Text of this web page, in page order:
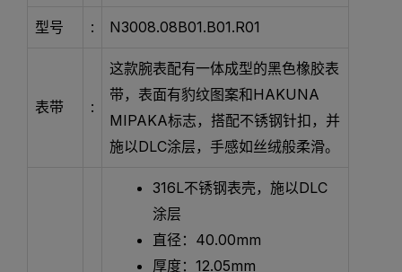
型号 : N3008.08B01.B01.R01
表带 :
这款腕表配有一体成型的黑色橡胶表
带，表面有豹纹图案和HAKUNA
MIPAKA标志，搭配不锈钢针扣，并
施以DLC涂层，手感如丝绒般柔滑。
316L不锈钢表壳，施以DLC
涂层
直径：40.00mm
厚度：12.05mm